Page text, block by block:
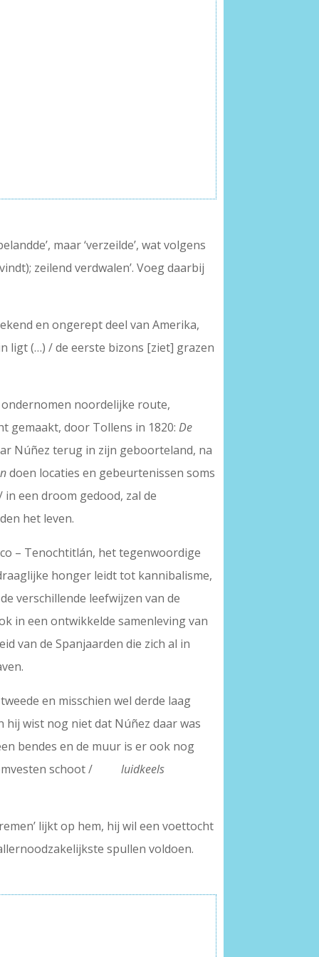
maar ‘verzeilde’, wat volgens
zeilend verdwalen’. Voeg daarbij
en ongerept deel van Amerika,
ligt (…) / de eerste bizons [ziet] grazen
ondernomen noordelijke route,
gemaakt, door Tollens in 1820:De
Núñez terug in zijn geboorteland, na
doen locaties en gebeurtenissen soms
een droom gedood, zal de
het leven.
– Tenochtitlán, het tegenwoordige
honger leidt tot kannibalisme,
verschillende leefwijzen van de
in een ontwikkelde samenleving van
van de Spanjaarden die zich al in
en misschien wel derde laag
hij wist nog niet dat Núñez daar was
bendes en de muur is er ook nog
schoot /luidkeels
lijkt op hem, hij wil een voettocht
spullen voldoen.